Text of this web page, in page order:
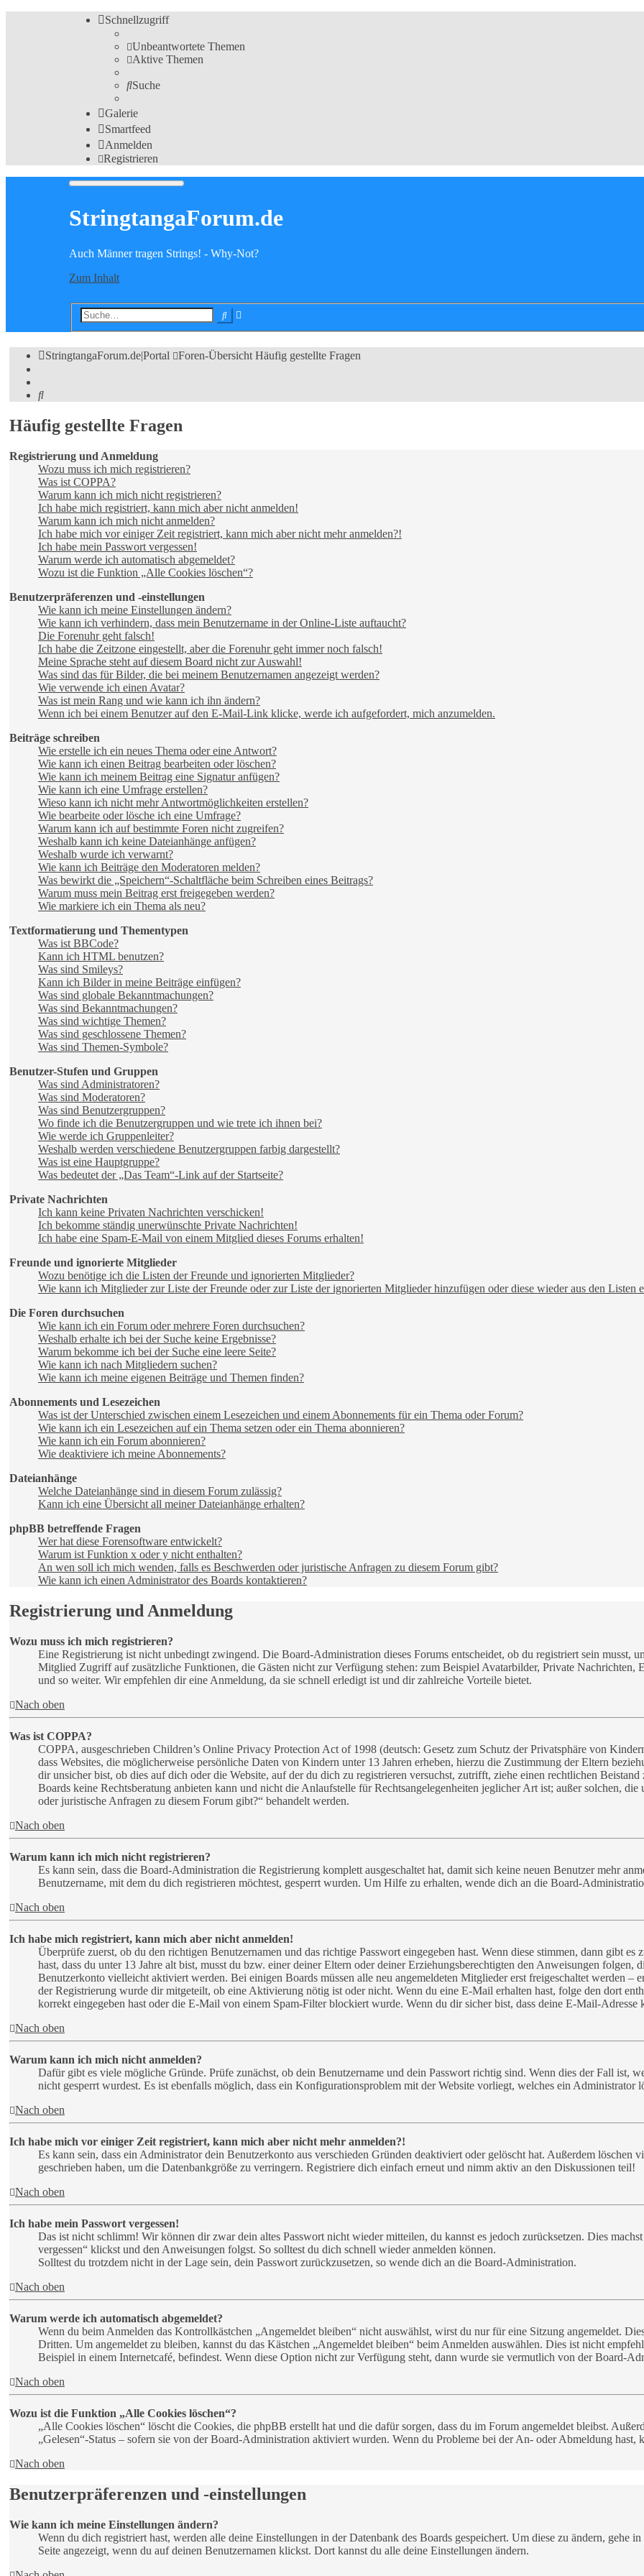
Schnellzugriff
Unbeantwortete Themen
Aktive Themen
Suche
Galerie
Smartfeed
Anmelden
Registrieren
StringtangaForum.de
Auch Männer tragen Strings! - Why-Not?
Zum Inhalt
Suche
StringtangaForum.de|Portal Foren-Übersicht Häufig gestellte Fragen
Suche
Häufig gestellte Fragen
Registrierung und Anmeldung
Wozu muss ich mich registrieren?
Was ist COPPA?
Warum kann ich mich nicht registrieren?
Ich habe mich registriert, kann mich aber nicht anmelden!
Warum kann ich mich nicht anmelden?
Ich habe mich vor einiger Zeit registriert, kann mich aber nicht mehr anmelden?!
Ich habe mein Passwort vergessen!
Warum werde ich automatisch abgemeldet?
Wozu ist die Funktion „Alle Cookies löschen“?
Benutzerpräferenzen und -einstellungen
Wie kann ich meine Einstellungen ändern?
Wie kann ich verhindern, dass mein Benutzername in der Online-Liste auftaucht?
Die Forenuhr geht falsch!
Ich habe die Zeitzone eingestellt, aber die Forenuhr geht immer noch falsch!
Meine Sprache steht auf diesem Board nicht zur Auswahl!
Was sind das für Bilder, die bei meinem Benutzernamen angezeigt werden?
Wie verwende ich einen Avatar?
Was ist mein Rang und wie kann ich ihn ändern?
Wenn ich bei einem Benutzer auf den E-Mail-Link klicke, werde ich aufgefordert, mich anzumelden.
Beiträge schreiben
Wie erstelle ich ein neues Thema oder eine Antwort?
Wie kann ich einen Beitrag bearbeiten oder löschen?
Wie kann ich meinem Beitrag eine Signatur anfügen?
Wie kann ich eine Umfrage erstellen?
Wieso kann ich nicht mehr Antwortmöglichkeiten erstellen?
Wie bearbeite oder lösche ich eine Umfrage?
Warum kann ich auf bestimmte Foren nicht zugreifen?
Weshalb kann ich keine Dateianhänge anfügen?
Weshalb wurde ich verwarnt?
Wie kann ich Beiträge den Moderatoren melden?
Was bewirkt die „Speichern“-Schaltfläche beim Schreiben eines Beitrags?
Warum muss mein Beitrag erst freigegeben werden?
Wie markiere ich ein Thema als neu?
Textformatierung und Thementypen
Was ist BBCode?
Kann ich HTML benutzen?
Was sind Smileys?
Kann ich Bilder in meine Beiträge einfügen?
Was sind globale Bekanntmachungen?
Was sind Bekanntmachungen?
Was sind wichtige Themen?
Was sind geschlossene Themen?
Was sind Themen-Symbole?
Benutzer-Stufen und Gruppen
Was sind Administratoren?
Was sind Moderatoren?
Was sind Benutzergruppen?
Wo finde ich die Benutzergruppen und wie trete ich ihnen bei?
Wie werde ich Gruppenleiter?
Weshalb werden verschiedene Benutzergruppen farbig dargestellt?
Was ist eine Hauptgruppe?
Was bedeutet der „Das Team“-Link auf der Startseite?
Private Nachrichten
Ich kann keine Privaten Nachrichten verschicken!
Ich bekomme ständig unerwünschte Private Nachrichten!
Ich habe eine Spam-E-Mail von einem Mitglied dieses Forums erhalten!
Freunde und ignorierte Mitglieder
Wozu benötige ich die Listen der Freunde und ignorierten Mitglieder?
Wie kann ich Mitglieder zur Liste der Freunde oder zur Liste der ignorierten Mitglieder hinzufügen oder diese wieder aus den Listen
Die Foren durchsuchen
Wie kann ich ein Forum oder mehrere Foren durchsuchen?
Weshalb erhalte ich bei der Suche keine Ergebnisse?
Warum bekomme ich bei der Suche eine leere Seite?
Wie kann ich nach Mitgliedern suchen?
Wie kann ich meine eigenen Beiträge und Themen finden?
Abonnements und Lesezeichen
Was ist der Unterschied zwischen einem Lesezeichen und einem Abonnements für ein Thema oder Forum?
Wie kann ich ein Lesezeichen auf ein Thema setzen oder ein Thema abonnieren?
Wie kann ich ein Forum abonnieren?
Wie deaktiviere ich meine Abonnements?
Dateianhänge
Welche Dateianhänge sind in diesem Forum zulässig?
Kann ich eine Übersicht all meiner Dateianhänge erhalten?
phpBB betreffende Fragen
Wer hat diese Forensoftware entwickelt?
Warum ist Funktion x oder y nicht enthalten?
An wen soll ich mich wenden, falls es Beschwerden oder juristische Anfragen zu diesem Forum gibt?
Wie kann ich einen Administrator des Boards kontaktieren?
Registrierung und Anmeldung
Wozu muss ich mich registrieren?
Eine Registrierung ist nicht unbedingt zwingend. Die Board-Administration dieses Forums entscheidet, ob du registriert sein musst,
Mitglied Zugriff auf zusätzliche Funktionen, die Gästen nicht zur Verfügung stehen: zum Beispiel Avatarbilder, Private Nachrichten,
und so weiter. Wir empfehlen dir eine Anmeldung, da sie schnell erledigt ist und dir zahlreiche Vorteile bietet.
Nach oben
Was ist COPPA?
COPPA, ausgeschrieben Children’s Online Privacy Protection Act of 1998 (deutsch: Gesetz zum Schutz der Privatsphäre von
dass Websites, die möglicherweise persönliche Daten von Kindern unter 13 Jahren erheben, hierzu die Zustimmung der Eltern
dir unsicher bist, ob dies auf dich oder die Website, auf der du dich zu registrieren versuchst, zutrifft, ziehe einen rechtlichen
Boards keine Rechtsberatung anbieten kann und nicht die Anlaufstelle für Rechtsangelegenheiten jeglicher Art ist; außer solchen,
oder juristische Anfragen zu diesem Forum gibt?“ behandelt werden.
Nach oben
Warum kann ich mich nicht registrieren?
Es kann sein, dass die Board-Administration die Registrierung komplett ausgeschaltet hat, damit sich keine neuen Benutzer mehr
Benutzername, mit dem du dich registrieren möchtest, gesperrt wurden. Um Hilfe zu erhalten, wende dich an die Board-
Nach oben
Ich habe mich registriert, kann mich aber nicht anmelden!
Überprüfe zuerst, ob du den richtigen Benutzernamen und das richtige Passwort eingegeben hast. Wenn diese stimmen, dann gibt
hast, dass du unter 13 Jahre alt bist, musst du bzw. einer deiner Eltern oder deiner Erziehungsberechtigten den Anweisungen folgen,
Benutzerkonto vielleicht aktiviert werden. Bei einigen Boards müssen alle neu angemeldeten Mitglieder erst freigeschaltet werden –
der Registrierung wurde dir mitgeteilt, ob eine Aktivierung nötig ist oder nicht. Wenn du eine E-Mail erhalten hast, folge den dort
korrekt eingegeben hast oder die E-Mail von einem Spam-Filter blockiert wurde. Wenn du dir sicher bist, dass deine E-Mail-
Nach oben
Warum kann ich mich nicht anmelden?
Dafür gibt es viele mögliche Gründe. Prüfe zunächst, ob dein Benutzername und dein Passwort richtig sind. Wenn dies der Fall ist,
nicht gesperrt wurdest. Es ist ebenfalls möglich, dass ein Konfigurationsproblem mit der Website vorliegt, welches ein Administrator
Nach oben
Ich habe mich vor einiger Zeit registriert, kann mich aber nicht mehr anmelden?!
Es kann sein, dass ein Administrator dein Benutzerkonto aus verschieden Gründen deaktiviert oder gelöscht hat. Außerdem löschen
geschrieben haben, um die Datenbankgröße zu verringern. Registriere dich einfach erneut und nimm aktiv an den Diskussionen teil!
Nach oben
Ich habe mein Passwort vergessen!
Das ist nicht schlimm! Wir können dir zwar dein altes Passwort nicht wieder mitteilen, du kannst es jedoch zurücksetzen. Dies
vergessen“ klickst und den Anweisungen folgst. So solltest du dich schnell wieder anmelden können.
Solltest du trotzdem nicht in der Lage sein, dein Passwort zurückzusetzen, so wende dich an die Board-Administration.
Nach oben
Warum werde ich automatisch abgemeldet?
Wenn du beim Anmelden das Kontrollkästchen „Angemeldet bleiben“ nicht auswählst, wirst du nur für eine Sitzung angemeldet.
Dritten. Um angemeldet zu bleiben, kannst du das Kästchen „Angemeldet bleiben“ beim Anmelden auswählen. Dies ist nicht
Beispiel in einem Internetcafé, befindest. Wenn diese Option nicht zur Verfügung steht, dann wurde sie vermutlich von der Board-
Nach oben
Wozu ist die Funktion „Alle Cookies löschen“?
„Alle Cookies löschen“ löscht die Cookies, die phpBB erstellt hat und die dafür sorgen, dass du im Forum angemeldet bleibst.
„Gelesen“-Status – sofern sie von der Board-Administration aktiviert wurden. Wenn du Probleme bei der An- oder Abmeldung hast,
Nach oben
Benutzerpräferenzen und -einstellungen
Wie kann ich meine Einstellungen ändern?
Wenn du dich registriert hast, werden alle deine Einstellungen in der Datenbank des Boards gespeichert. Um diese zu ändern, gehe
Seite angezeigt, wenn du auf deinen Benutzernamen klickst. Dort kannst du alle deine Einstellungen ändern.